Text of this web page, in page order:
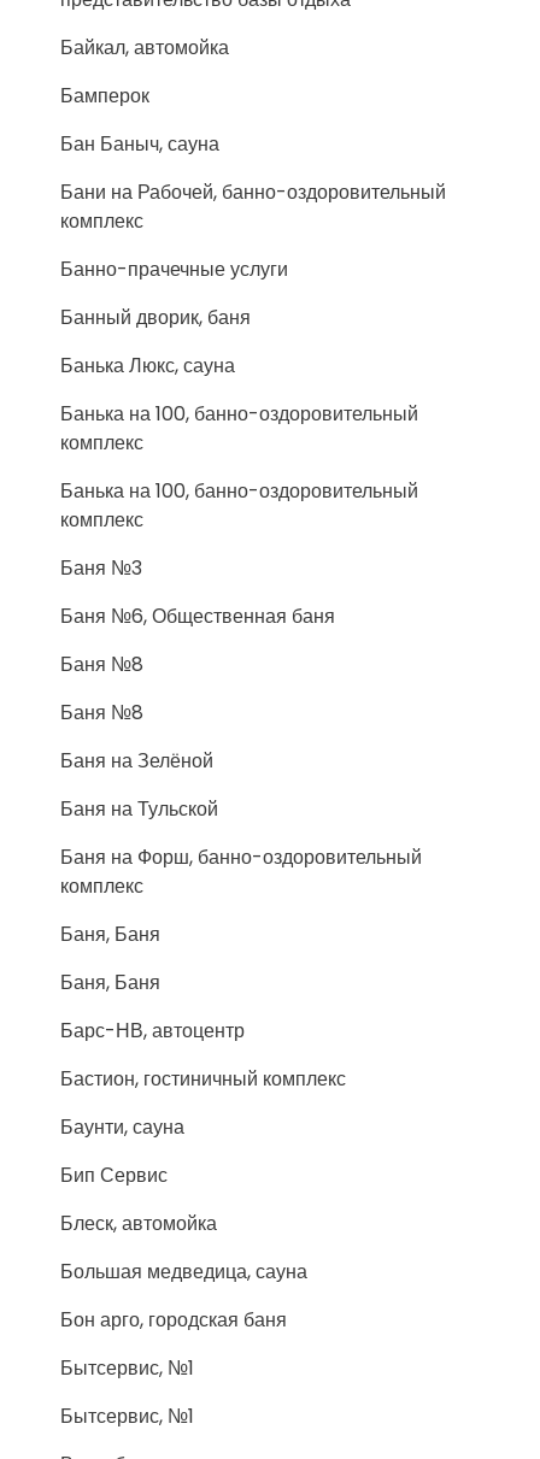
Байкал, автомойка
Бамперок
Бан Баныч, сауна
Бани на Рабочей, банно-оздоровительный
комплекс
Банно-прачечные услуги
Банный дворик, баня
Банька Люкс, сауна
Банька на 100, банно-оздоровительный
комплекс
Банька на 100, банно-оздоровительный
комплекс
Баня №3
Баня №6, Общественная баня
Баня №8
Баня №8
Баня на Зелёной
Баня на Тульской
Баня на Форш, банно-оздоровительный
комплекс
Баня, Баня
Баня, Баня
Барс-НВ, автоцентр
Бастион, гостиничный комплекс
Баунти, сауна
Бип Сервис
Блеск, автомойка
Большая медведица, сауна
Бон арго, городская баня
Бытсервис, №1
Бытсервис, №1